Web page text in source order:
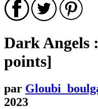
Dark Angels
points]
par
2023